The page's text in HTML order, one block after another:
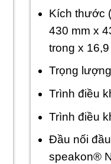
Kích thước
430 mm x
trong x
Trọng
Trình điều
Trình điều
Đầu nối
speakon®